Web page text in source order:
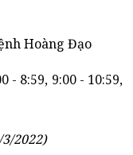
Hoàng Đạo
- 8:59, 9:00 - 10:59,
2022)